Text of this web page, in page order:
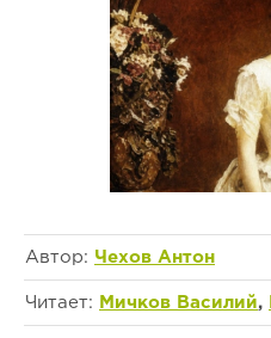
Автор: Чехов Антон
Читает: Мичков Василий,